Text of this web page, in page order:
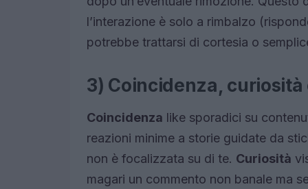
l’interazione è solo a rimbalzo
potrebbe trattarsi di cortesia o
3) Coincidenza,
Coincidenza like sporadici su
reazioni minime a storie guidate da
non è focalizzata su di te. Curiosità
magari un commento non banale ma